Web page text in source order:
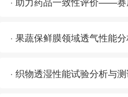
· 果蔬保鲜膜领域透气性能
· 织物透湿性能试验分析与